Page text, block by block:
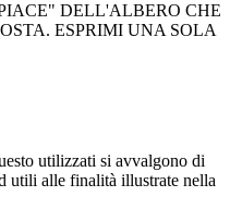
DELL'ALBERO CHE
ESPRIMI UNA SOLA
utilizzati si avvalgono di
utili alle finalità illustrate nella